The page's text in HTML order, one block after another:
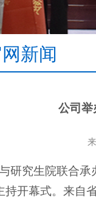
新闻
公司举
研究生院联合承
开幕式。来自